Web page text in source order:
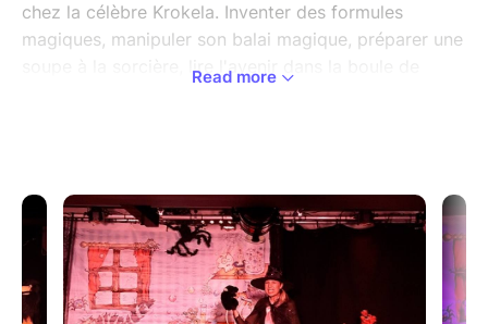
chez la célèbre Krokela. Inventer des formules
magiques, manipuler son balai magique, préparer une
soupe à la sorcière, lire l'avenir dans la boule de
rencontre avec Gaston la chauve-souris ou Marcel le
rat testeur des soupes à la sorcière...
Avec musique, chansons et marionnettes. Ce
spectacle est très interactif et demande la
Read more